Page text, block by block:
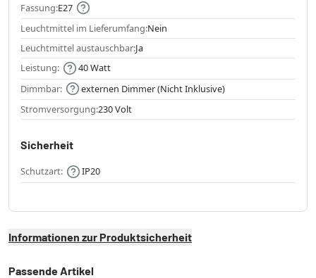
Fassung:E27
Leuchtmittel im Lieferumfang:Nein
Leuchtmittel austauschbar:Ja
Leistung:
40 Watt
Dimmbar:
externen Dimmer (Nicht Inklusive)
Stromversorgung:230 Volt
Sicherheit
Schutzart: IP20
Informationen zur Produktsicherheit
Passende Artikel